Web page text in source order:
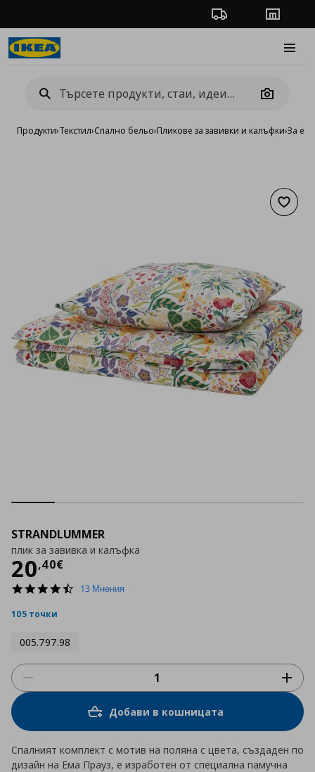
Проследяване на
Camera
Продукти›Текстил›Спално бельо›Пликове за завивки и калъфки›За
STRANDLUMMER
плик за завивка и калъфка
20,40€
Цена
4.6
13 Мнения
105 точки
005.797.98
Добави в кошницата
Спалният комплект с мотив на поляна с цвета, създаден по
дизайн на Ема Прауз, е изработен от специална памучна